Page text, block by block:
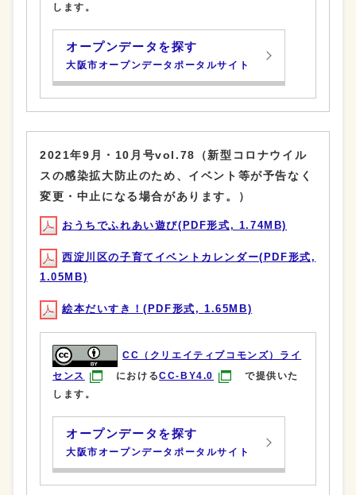
します。
オープンデータを探す
大阪市オープンデータポータルサイト
2021年9月・10月号vol.78（新型コロナウイル
スの感染拡大防止のため、イベント等が予告なく
変更・中止になる場合があります。）
おうちでふれあい遊び(PDF形式, 1.74MB)
西淀川区の子育てイベントカレンダー(PDF形式,
1.05MB)
絵本だいすき！(PDF形式, 1.65MB)
CC（クリエイティブコモンズ）ライ
センス
におけるCC-BY4.0
で提供いた
します。
オープンデータを探す
大阪市オープンデータポータルサイト